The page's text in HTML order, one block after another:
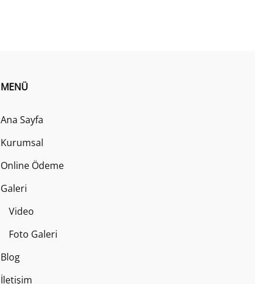
MENÜ
Ana Sayfa
Kurumsal
Online Ödeme
Galeri
Video
Foto Galeri
Blog
İletişim